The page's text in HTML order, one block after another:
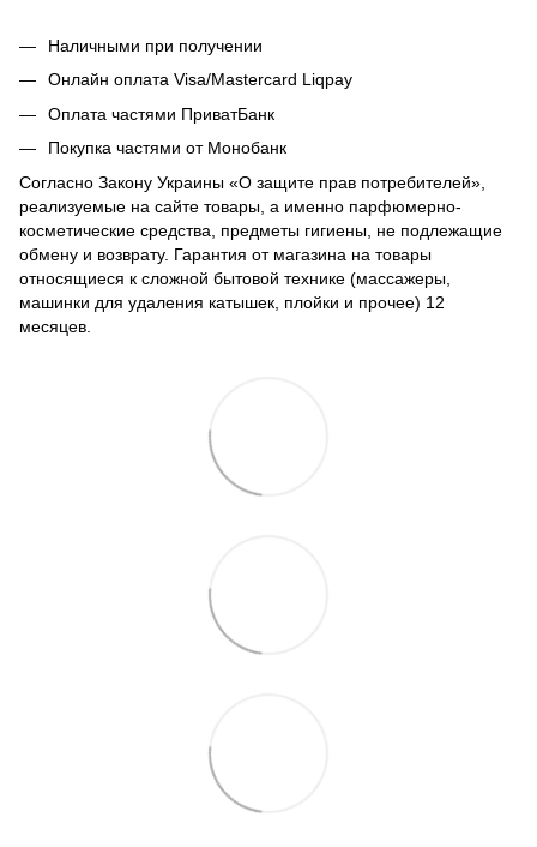
Наличными при получении
Онлайн оплата Visa/Mastercard Liqpay
Оплата частями ПриватБанк
Покупка частями от Монобанк
Согласно Закону Украины «О защите прав потребителей»,
реализуемые на сайте товары, а именно парфюмерно-
косметические средства, предметы гигиены, не подлежащие
обмену и возврату. Гарантия от магазина на товары
относящиеся к сложной бытовой технике (массажеры,
машинки для удаления катышек, плойки и прочее) 12
месяцев.